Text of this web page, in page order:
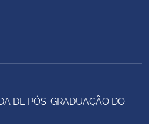
DE PÓS-GRADUAÇÃO DO